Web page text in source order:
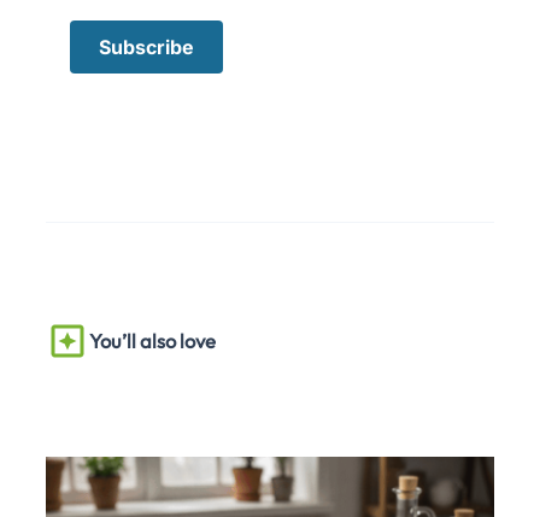
You’ll also love